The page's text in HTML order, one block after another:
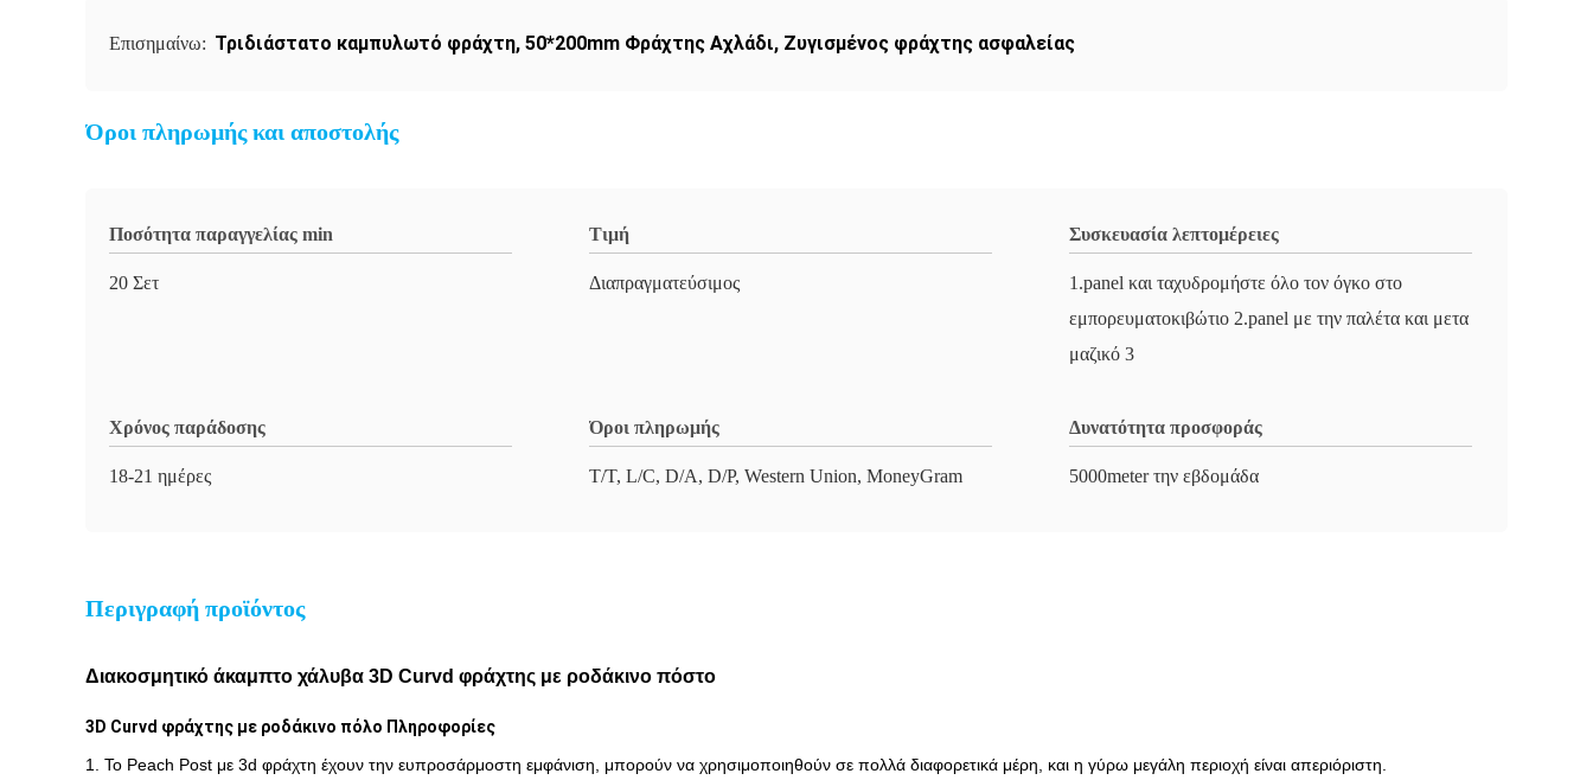
Επισημαίνω: Τριδιάστατο καμπυλωτό φράχτη, 50*200mm Φράχτης Αχλάδι, Ζυγισμένος φράχτης ασφαλείας
Όροι πληρωμής και αποστολής
Ποσότητα παραγγελίας min
20 Σετ
Τιμή
Διαπραγματεύσιμος
Συσκευασία λεπτομέρειες
1.panel και ταχυδρομήστε όλο τον όγκο στο
εμπορευματοκιβώτιο 2.panel με την παλέτα και μετα
μαζικό 3
Χρόνος παράδοσης
18-21 ημέρες
Όροι πληρωμής
T/T, L/C, D/A, D/P, Western Union, MoneyGram
Δυνατότητα προσφοράς
5000meter την εβδομάδα
Περιγραφή προϊόντος
Διακοσμητικό άκαμπτο χάλυβα 3D Curvd φράχτης με ροδάκινο πόστο
3D Curvd φράχτης με ροδάκινο πόλο Πληροφορίες
1. Το Peach Post με 3d φράχτη έχουν την ευπροσάρμοστη εμφάνιση, μπορούν να χρησιμοποιηθούν σε πολλά διαφορετικά μέρη, και η γύρω μεγάλη περιοχή είναι απεριόριστη.